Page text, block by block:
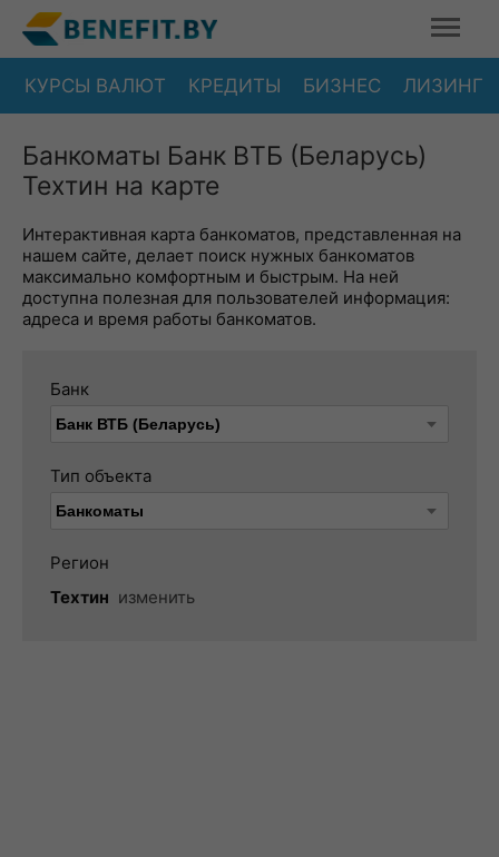
КУРСЫ ВАЛЮТ КРЕДИТЫ БИЗНЕС ЛИЗИНГ
Банкоматы Банк ВТБ (Беларусь)
Техтин на карте
Интерактивная карта банкоматов, представленная на
нашем сайте, делает поиск нужных банкоматов
максимально комфортным и быстрым. На ней
доступна полезная для пользователей информация:
адреса и время работы банкоматов.
Банк
Тип объекта
Регион
Техтин изменить